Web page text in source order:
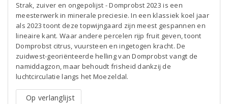
Strak, zuiver en ongepolijst - Domprobst 2023 is een
meesterwerk in minerale preciesie. In een klassiek koel jaar
als 2023 toont deze topwijngaard zijn meest gespannen en
lineaire kant. Waar andere percelen rijp fruit geven, toont
Domprobst citrus, vuursteen en ingetogen kracht. De
zuidwest-georiënteerde helling van Domprobst vangt de
namiddagzon, maar behoudt frisheid dankzij de
luchtcirculatie langs het Moezeldal.
Op verlanglijst